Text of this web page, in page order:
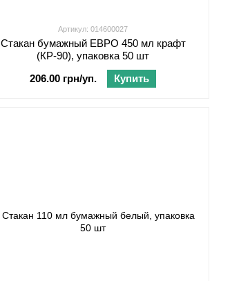
Артикул: 014600027
Стакан бумажный ЕВРО 450 мл крафт
(КР-90), упаковка 50 шт
206.00 грн/уп.
Купить